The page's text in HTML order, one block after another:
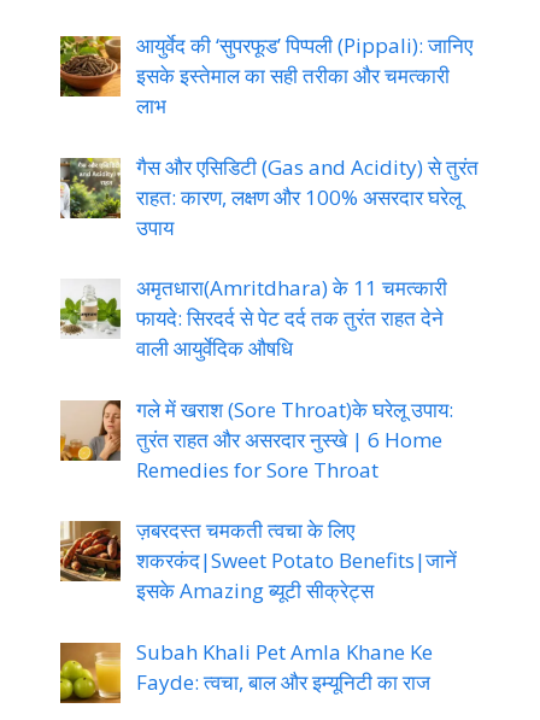
आयुर्वेद की ‘सुपरफूड’ पिप्पली (Pippali): जानिए
इसके इस्तेमाल का सही तरीका और चमत्कारी
लाभ
गैस और एसिडिटी (Gas and Acidity) से तुरंत
राहत: कारण, लक्षण और 100% असरदार घरेलू
उपाय
अमृतधारा(Amritdhara) के 11 चमत्कारी
फायदे: सिरदर्द से पेट दर्द तक तुरंत राहत देने
वाली आयुर्वेदिक औषधि
गले में खराश (Sore Throat)के घरेलू उपाय:
तुरंत राहत और असरदार नुस्खे | 6 Home
Remedies for Sore Throat
ज़बरदस्त चमकती त्वचा के लिए
शकरकंद|Sweet Potato Benefits|जानें
इसके Amazing ब्यूटी सीक्रेट्स
Subah Khali Pet Amla Khane Ke
Fayde: त्वचा, बाल और इम्यूनिटी का राज